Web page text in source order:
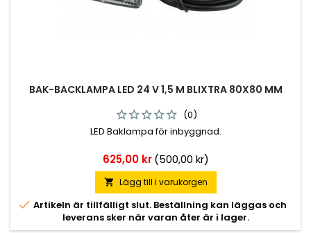
BAK-BACKLAMPA LED 24 V 1,5 M BLIXTRA 80X80 MM
(0)
LED Baklampa för inbyggnad.
Pris
625,00 kr (500,00 kr)
 Lägg till i varukorgen
 Artikeln är tillfälligt slut. Beställning kan läggas och
leverans sker när varan åter är i lager.